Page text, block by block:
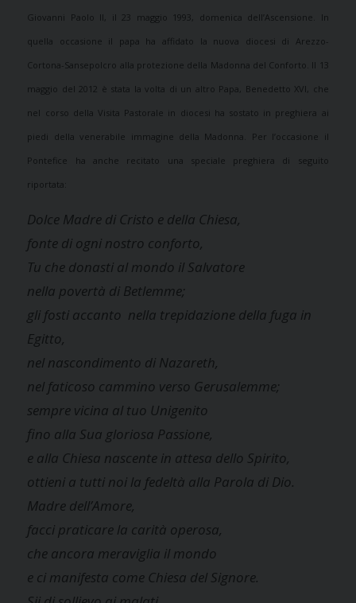
Giovanni Paolo II, il 23 maggio 1993, domenica dell’Ascensione. In
quella occasione il papa ha affidato la nuova diocesi di Arezzo-
Cortona-Sansepolcro alla protezione della Madonna del Conforto. Il 13
maggio del 2012 è stata la volta di un altro Papa, Benedetto XVI, che
nel corso della Visita Pastorale in diocesi ha sostato in preghiera ai
piedi della venerabile immagine della Madonna. Per l’occasione il
Pontefice ha anche recitato una speciale preghiera di seguito
riportata:
Dolce Madre di Cristo e della Chiesa,
fonte di ogni nostro conforto,
Tu che donasti al mondo il Salvatore
nella povertà di Betlemme;
gli fosti accanto nella trepidazione della fuga in
Egitto,
nel nascondimento di Nazareth,
nel faticoso cammino verso Gerusalemme;
sempre vicina al tuo Unigenito
fino alla Sua gloriosa Passione,
e alla Chiesa nascente in attesa dello Spirito,
ottieni a tutti noi la fedeltà alla Parola di Dio.
Madre dell’Amore,
facci praticare la carità operosa,
che ancora meraviglia il mondo
e ci manifesta come Chiesa del Signore.